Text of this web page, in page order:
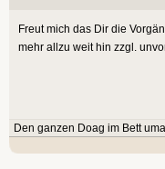
Freut mich das Dir die
mehr allzu weit hin zzgl.
Den ganzen Doag im Bett